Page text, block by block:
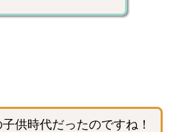
供時代だったのですね！